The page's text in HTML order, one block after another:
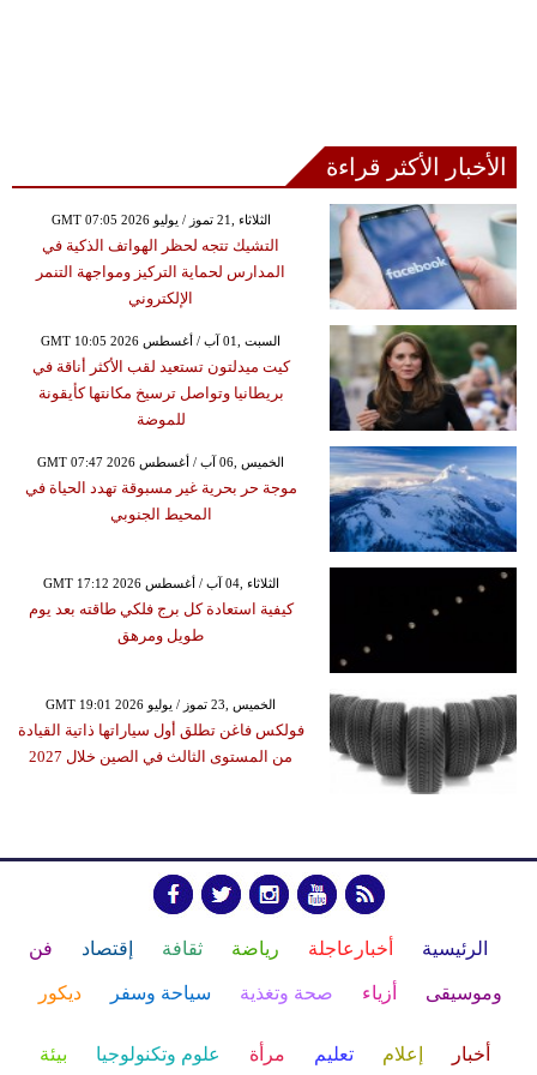
الأخبار الأكثر قراءة
GMT 07:05 2026 الثلاثاء ,21 تموز / يوليو
التشيك تتجه لحظر الهواتف الذكية في
المدارس لحماية التركيز ومواجهة التنمر
الإلكتروني
GMT 10:05 2026 السبت ,01 آب / أغسطس
كيت ميدلتون تستعيد لقب الأكثر أناقة في
بريطانيا وتواصل ترسيخ مكانتها كأيقونة
للموضة
GMT 07:47 2026 الخميس ,06 آب / أغسطس
موجة حر بحرية غير مسبوقة تهدد الحياة في
المحيط الجنوبي
GMT 17:12 2026 الثلاثاء ,04 آب / أغسطس
كيفية استعادة كل برج فلكي طاقته بعد يوم
طويل ومرهق
GMT 19:01 2026 الخميس ,23 تموز / يوليو
فولكس فاغن تطلق أول سياراتها ذاتية القيادة
من المستوى الثالث في الصين خلال 2027
الرئيسية أخبارعاجلة رياضة ثقافة إقتصاد فن
وموسيقى أزياء صحة وتغذية سياحة وسفر ديكور
أخبار إعلام تعليم مرأة علوم وتكنولوجيا بيئة